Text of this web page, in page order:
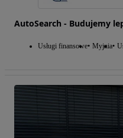
AutoSearch - Budujemy
Usługi finansowe Myjnia